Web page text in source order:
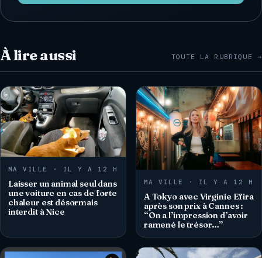
À lire aussi TOUTE LA RUBRIQUE →
MA VILLE · IL Y A 12 H
Laisser un animal seul dans
une voiture en cas de forte
chaleur est désormais
interdit à Nice
MA VILLE · IL Y A 12 H
A Tokyo avec Virginie Efira
après son prix à Cannes :
“On a l’impression d’avoir
ramené le trésor…”